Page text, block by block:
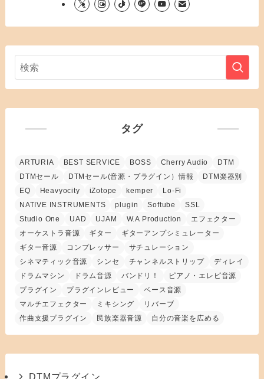
タグ
ARTURIA BEST SERVICE BOSS Cherry Audio
DTM
DTMセール
DTMセール(音源・プラグイン）情報
DTM楽器別
EQ
Heavyocity iZotope kemper
Lo-Fi
NATIVE INSTRUMENTS
plugin Softube
SSL
Studio One
UAD UJAM W.A Production
エフェクター
オーケストラ音源
ギター
ギターアンプシミュレーター
ギター音源
コンプレッサー
サチュレーション
シネマティック音源
シンセ チャンネルストリップ
ディレイ
ドラムマシン
ドラム音源 バンドリ！
ピアノ・エレピ音源
プラグイン
プラグインレビュー
ベース音源
マルチエフェクター
ミキシング
リバーブ
作曲支援プラグイン
民族楽器音源 自分の音楽を広める
DTMプラグイン